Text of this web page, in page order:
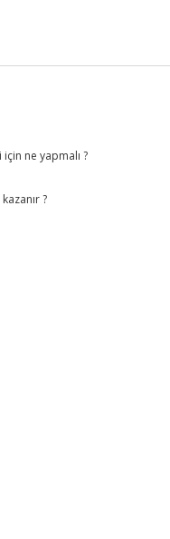
ne yapmalı ?
?